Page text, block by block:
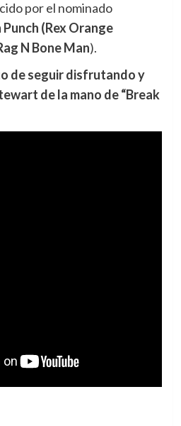
por el nominado
(Rex Orange
N Bone Man).
de seguir disfrutando y
de la mano de “Break